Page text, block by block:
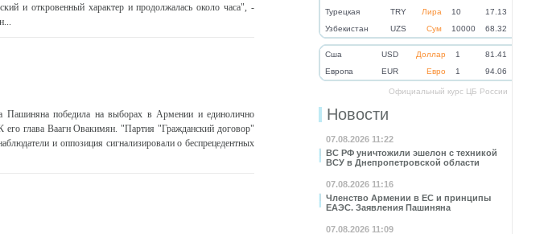
Турецкая
TRY Лира 10
17.13
Узбекистан
UZS Сум 10000 68.32
Cша USD Доллар 1
81.41
Eвропа
EUR Евро 1 94.06
Официальный курс ЦБ России
Новости
07.08.2026 11:22
ВС РФ уничтожили эшелон с техникой
ВСУ в Днепропетровской области
07.08.2026 11:16
Членство Армении в ЕС и принципы
ЕАЭС. Заявления Пашиняна
07.08.2026 11:09
и откровенный характер и продолжалась около часа", -
Пашиняна победила на выборах в Армении и единолично
глава Ваагн Овакимян. "Партия "Гражданский договор"
и оппозиция сигнализировали о беспрецедентных